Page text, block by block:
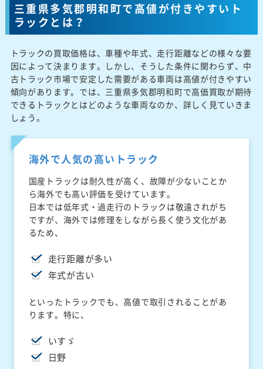
三重県多気郡明和町で高値が付きやすいト
ラックとは？
トラックの買取価格は、車種や年式、走行距離などの様々な要
因によって決まります。しかし、そうした条件に関わらず、中
古トラック市場で安定した需要がある車両は高値が付きやすい
傾向があります。では、三重県多気郡明和町で高価買取が期待
できるトラックとはどのような車両なのか、詳しく見ていきま
しょう。
海外で人気の高いトラック
国産トラックは耐久性が高く、故障が少ないことか
ら海外でも高い評価を受けています。
日本では低年式・過走行のトラックは敬遠されがち
ですが、海外では修理をしながら長く使う文化があ
るため、
走行距離が多い
年式が古い
といったトラックでも、高値で取引されることがあ
ります。特に、
いすゞ
日野